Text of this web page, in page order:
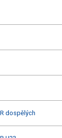
dospělých